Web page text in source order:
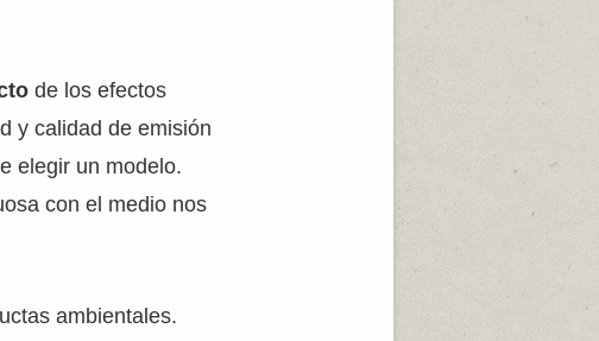
de los efectos
y calidad de emisión
elegir un modelo.
con el medio nos
ambientales.